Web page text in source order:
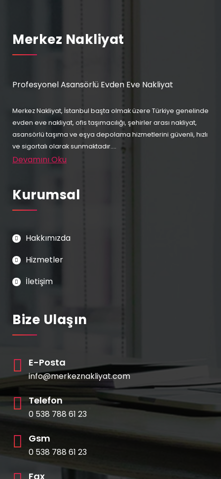
Merkez Nakliyat
Profesyonel Asansörlü Evden Eve Nakliyat
Merkez Nakliyat, İstanbul başta olmak üzere Türkiye genelinde
evden eve nakliyat, ofis taşımacılığı, şehirler arası nakliyat,
asansörlü taşıma ve eşya depolama hizmetlerini güvenli, hızlı
ve sigortalı olarak sunmaktadır....
Devamını Oku
Kurumsal
Hakkımızda
Hizmetler
İletişim
Bize Ulaşın
E-Posta
info@merkeznakliyat.com
Telefon
0 538 788 61 23
Gsm
0 538 788 61 23
Fax